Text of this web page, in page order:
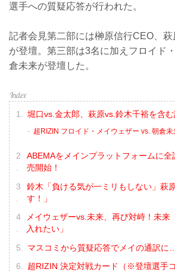
選手への質疑応答が行われた。
記者会見第二部には榊原信行CEO、
が登壇。第三部は3名に加えフロイド
倉未来が登壇した。
堀口vs.金太郎、萩原vs.鈴木千裕を含む
超RIZIN フロイド・メイウェザー vs. 朝倉
ABEMAをメインプラットフォームに全
売開始！
鈴木「負ける気が一ミリもしない」萩
す！」
メイウェザーvs.未来、再び対峙！未来
入れたい」
マスコミから質疑応答でメイの通訳に
超RIZIN 決定対戦カード（※登壇選手コ